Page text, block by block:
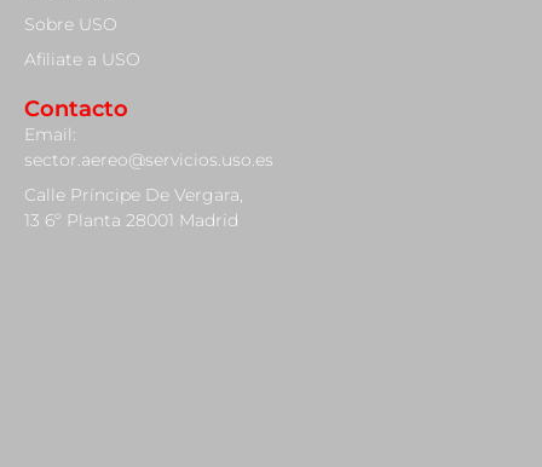
Sobre USO
Afiliate a USO
Contacto
Email:
sector.aereo@servicios.uso.es
Calle Príncipe De Vergara,
13 6º Planta 28001 Madrid